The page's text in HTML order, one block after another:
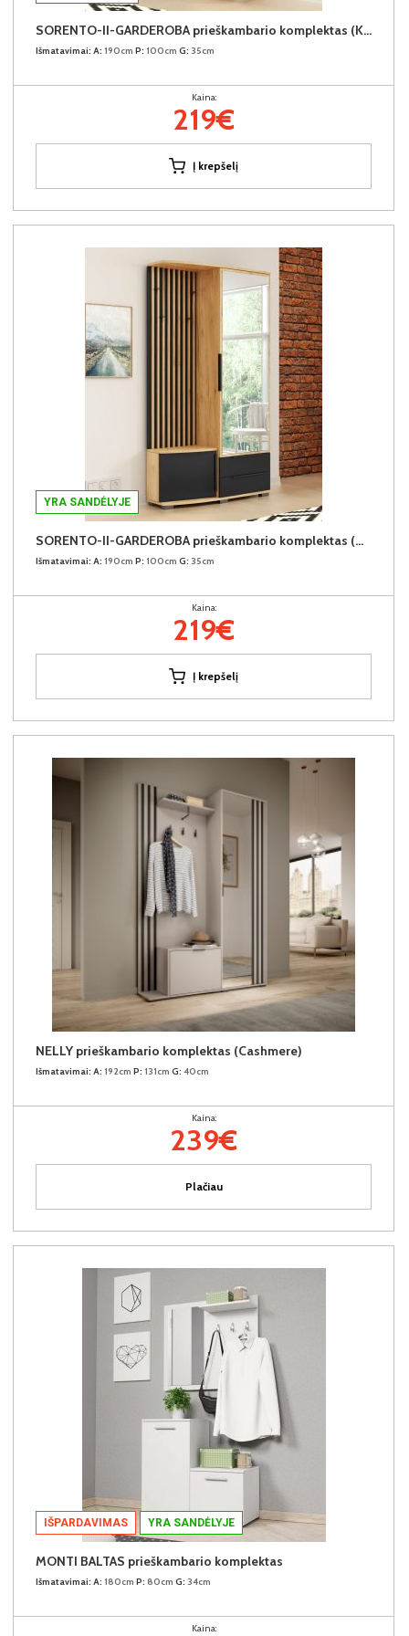
SORENTO-II-GARDEROBA prieškambario komplektas (Kairinis)
Išmatavimai: A: 190cm P: 100cm G: 35cm
Kaina:
219€
Į krepšelį
YRA SANDĖLYJE
SORENTO-II-GARDEROBA prieškambario komplektas (Dešininis)
Išmatavimai: A: 190cm P: 100cm G: 35cm
Kaina:
219€
Į krepšelį
NELLY prieškambario komplektas (Cashmere)
Išmatavimai: A: 192cm P: 131cm G: 40cm
Kaina:
239€
Plačiau
IŠPARDAVIMAS YRA SANDĖLYJE
MONTI BALTAS prieškambario komplektas
Išmatavimai: A: 180cm P: 80cm G: 34cm
Kaina: